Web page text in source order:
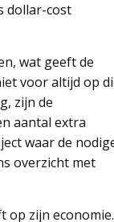
dollar-cost
wat geeft de
voor altijd op
zijn de
aantal extra
waar de
overzicht met
op zijn economie.